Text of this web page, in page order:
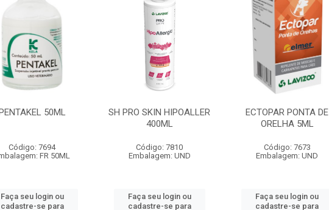
50ML
Código: 7694
FR 50ML
Faça seu login ou
cadastre-se para
SH PRO SKIN HIPOALLER
400ML
Código: 7810
Embalagem: UND
Faça seu login ou
cadastre-se para
ECTOPAR PONTA DE
ORELHA 5ML
Código: 7673
Embalagem: UND
Faça seu login ou
cadastre-se para